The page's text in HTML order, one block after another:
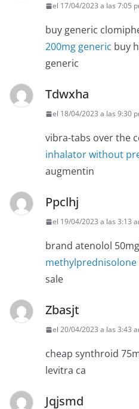
el 17/04/2023 a las 7:05
buy generic
200mg generic buy
generic
Tdwxha
el 18/04/2023 a las 9:30
vibra-tabs over the
inhalator without
augmentin
Ppclhj
el 19/04/2023 a las 3:13
brand atenolol 50mg
methylprednisolone
sale
Zbasjt
el 20/04/2023 a las 3:43
cheap synthroid
levitra ca
Jqjsmd